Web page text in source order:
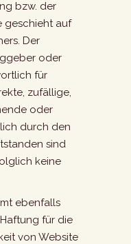
bzw. der
geschieht auf
Der
oder
für
zufällige,
oder
durch den
sind
keine
ebenfalls
für die
von Website